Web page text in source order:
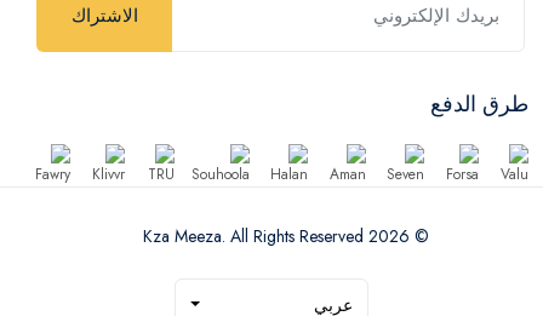
الاشتراك
طرق الدفع
© 2026 Kza Meeza. All Rights Reserved
عربي